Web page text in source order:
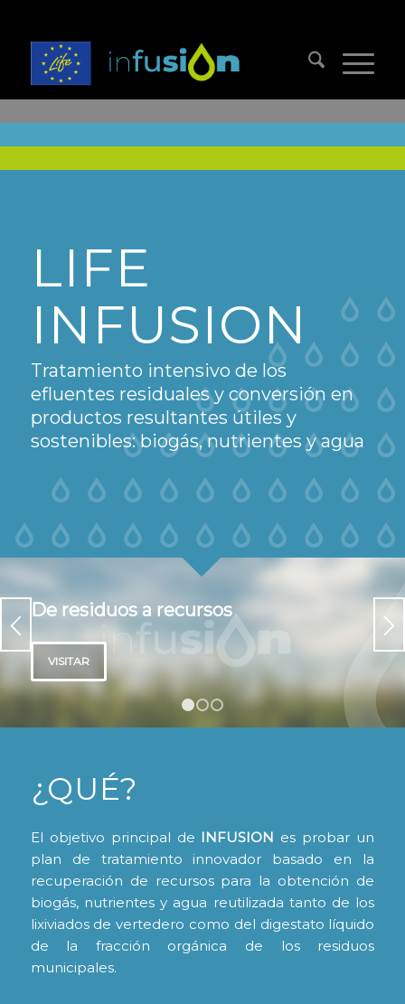
LIFE
INFUSION
Tratamiento intensivo de los
efluentes residuales y conversión en
productos resultantes útiles y
sostenibles: biogás, nutrientes y agua
¿QUÉ?
El objetivo principal de INFUSION es probar un
plan de tratamiento innovador basado en la
recuperación de recursos para la obtención de
biogás, nutrientes y agua reutilizada tanto de los
lixiviados de vertedero como del digestato líquido
de la fracción orgánica de los residuos
municipales.